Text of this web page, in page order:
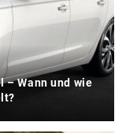
– Wann und wie